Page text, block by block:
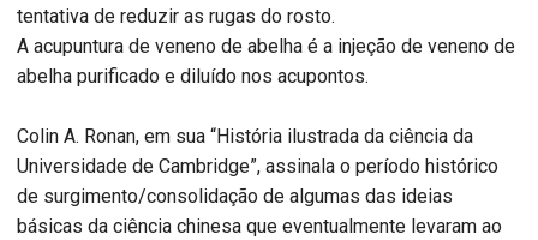
tentativa de reduzir as rugas do rosto.
A acupuntura de veneno de abelha é a injeção de veneno de
abelha purificado e diluído nos acupontos.
Colin A. Ronan, em sua “História ilustrada da ciência da
Universidade de Cambridge”, assinala o período histórico
de surgimento/consolidação de algumas das ideias
básicas da ciência chinesa que eventualmente levaram ao